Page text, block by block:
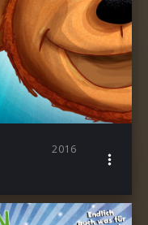
2016